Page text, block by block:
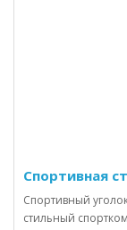
Спортивная
Спортивный
стильный